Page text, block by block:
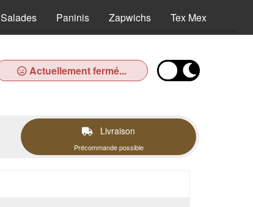
Salades Paninis Zapwichs Tex Mex
Actuellement fermé...
Livraison
Précommande possible